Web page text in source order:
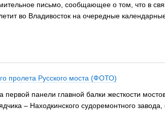
письмо, сообщающее о том, что в
во Владивосток на очередные
пролета Русского моста (ФОТО)
первой панели главной балки жесткости
– Находкинского судоремонтного